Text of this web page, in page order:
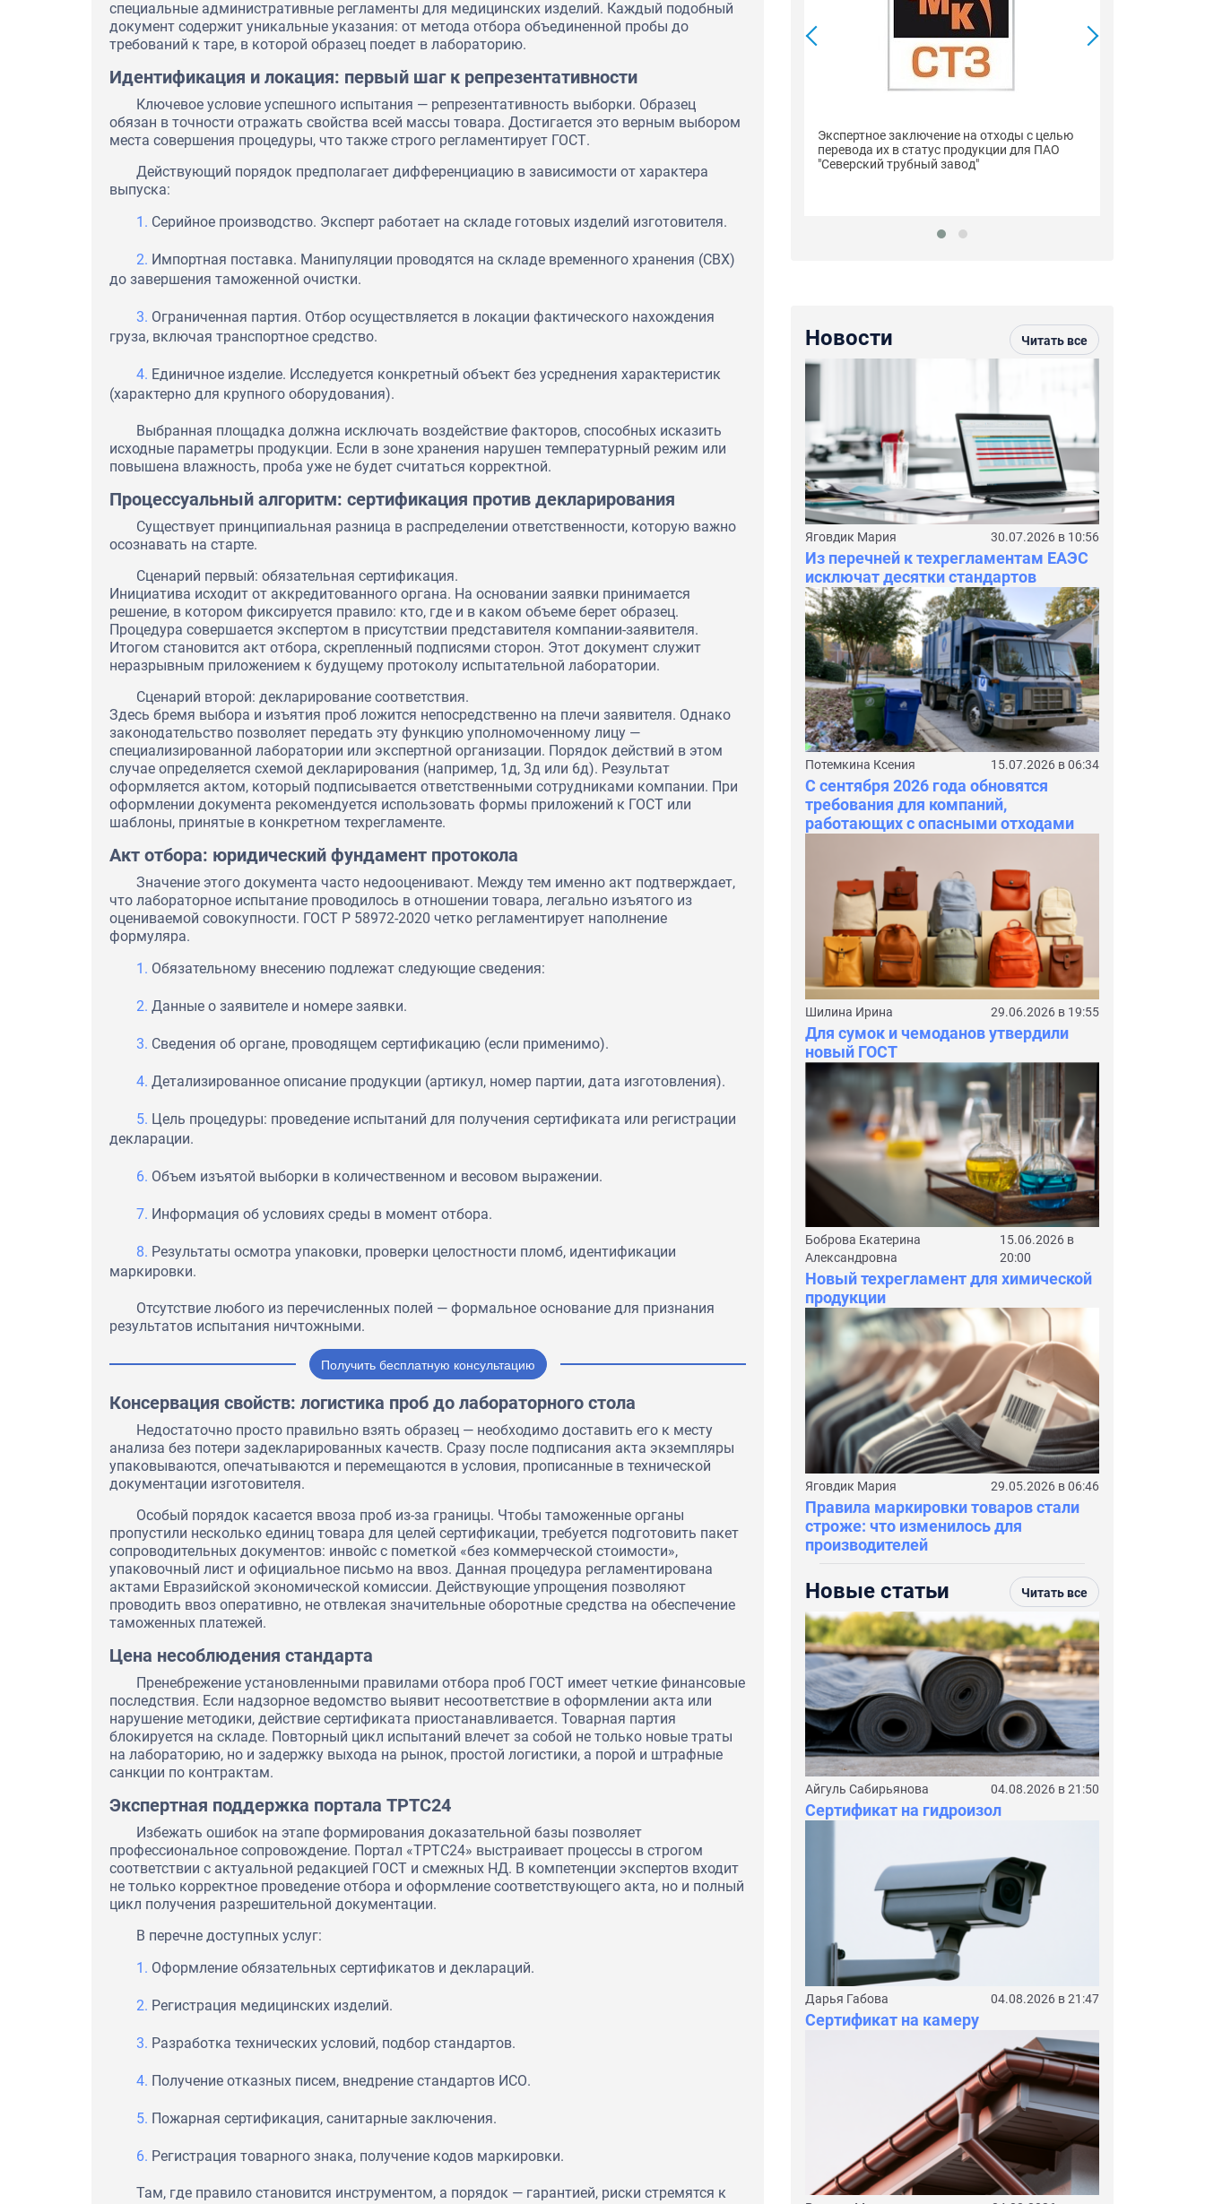
специальные административные регламенты для медицинских изделий. Каждый подобный
документ содержит уникальные указания: от метода отбора объединенной пробы до
требований к таре, в которой образец поедет в лабораторию.
Идентификация и локация: первый шаг к репрезентативности
Ключевое условие успешного испытания — репрезентативность выборки. Образец
обязан в точности отражать свойства всей массы товара. Достигается это верным выбором
места совершения процедуры, что также строго регламентирует ГОСТ.
Действующий порядок предполагает дифференциацию в зависимости от характера
выпуска:
Серийное производство. Эксперт работает на складе готовых изделий изготовителя.
Импортная поставка. Манипуляции проводятся на складе временного хранения (СВХ)
до завершения таможенной очистки.
Ограниченная партия. Отбор осуществляется в локации фактического нахождения
груза, включая транспортное средство.
Единичное изделие. Исследуется конкретный объект без усреднения характеристик
(характерно для крупного оборудования).
Выбранная площадка должна исключать воздействие факторов, способных исказить
исходные параметры продукции. Если в зоне хранения нарушен температурный режим или
повышена влажность, проба уже не будет считаться корректной.
Процессуальный алгоритм: сертификация против декларирования
Существует принципиальная разница в распределении ответственности, которую важно
осознавать на старте.
Сценарий первый: обязательная сертификация.
Инициатива исходит от аккредитованного органа. На основании заявки принимается
решение, в котором фиксируется правило: кто, где и в каком объеме берет образец.
Процедура совершается экспертом в присутствии представителя компании-заявителя.
Итогом становится акт отбора, скрепленный подписями сторон. Этот документ служит
неразрывным приложением к будущему протоколу испытательной лаборатории.
Сценарий второй: декларирование соответствия.
Здесь бремя выбора и изъятия проб ложится непосредственно на плечи заявителя. Однако
законодательство позволяет передать эту функцию уполномоченному лицу —
специализированной лаборатории или экспертной организации. Порядок действий в этом
случае определяется схемой декларирования (например, 1д, 3д или 6д). Результат
оформляется актом, который подписывается ответственными сотрудниками компании. При
оформлении документа рекомендуется использовать формы приложений к ГОСТ или
шаблоны, принятые в конкретном техрегламенте.
Акт отбора: юридический фундамент протокола
Значение этого документа часто недооценивают. Между тем именно акт подтверждает,
что лабораторное испытание проводилось в отношении товара, легально изъятого из
оцениваемой совокупности. ГОСТ Р 58972-2020 четко регламентирует наполнение
формуляра.
Обязательному внесению подлежат следующие сведения:
Данные о заявителе и номере заявки.
Сведения об органе, проводящем сертификацию (если применимо).
Детализированное описание продукции (артикул, номер партии, дата изготовления).
Цель процедуры: проведение испытаний для получения сертификата или регистрации
декларации.
Объем изъятой выборки в количественном и весовом выражении.
Информация об условиях среды в момент отбора.
Результаты осмотра упаковки, проверки целостности пломб, идентификации
маркировки.
Отсутствие любого из перечисленных полей — формальное основание для признания
результатов испытания ничтожными.
Получить бесплатную консультацию
Консервация свойств: логистика проб до лабораторного стола
Недостаточно просто правильно взять образец — необходимо доставить его к месту
анализа без потери задекларированных качеств. Сразу после подписания акта экземпляры
упаковываются, опечатываются и перемещаются в условия, прописанные в технической
документации изготовителя.
Особый порядок касается ввоза проб из-за границы. Чтобы таможенные органы
пропустили несколько единиц товара для целей сертификации, требуется подготовить пакет
сопроводительных документов: инвойс с пометкой «без коммерческой стоимости»,
упаковочный лист и официальное письмо на ввоз. Данная процедура регламентирована
актами Евразийской экономической комиссии. Действующие упрощения позволяют
проводить ввоз оперативно, не отвлекая значительные оборотные средства на обеспечение
таможенных платежей.
Цена несоблюдения стандарта
Пренебрежение установленными правилами отбора проб ГОСТ имеет четкие финансовые
последствия. Если надзорное ведомство выявит несоответствие в оформлении акта или
нарушение методики, действие сертификата приостанавливается. Товарная партия
блокируется на складе. Повторный цикл испытаний влечет за собой не только новые траты
на лабораторию, но и задержку выхода на рынок, простой логистики, а порой и штрафные
санкции по контрактам.
Экспертная поддержка портала ТРТС24
Избежать ошибок на этапе формирования доказательной базы позволяет
профессиональное сопровождение. Портал «ТРТС24» выстраивает процессы в строгом
соответствии с актуальной редакцией ГОСТ и смежных НД. В компетенции экспертов входит
не только корректное проведение отбора и оформление соответствующего акта, но и полный
цикл получения разрешительной документации.
В перечне доступных услуг:
Оформление обязательных сертификатов и деклараций.
Регистрация медицинских изделий.
Разработка технических условий, подбор стандартов.
Получение отказных писем, внедрение стандартов ИСО.
Пожарная сертификация, санитарные заключения.
Регистрация товарного знака, получение кодов маркировки.
Там, где правило становится инструментом, а порядок — гарантией, риски стремятся к
Экспертное заключение на отходы с целью
перевода их в статус продукции для ПАО
"Северский трубный завод"
Сертификаты соответствия ГОСТ Р на
пиломатериалы и лесоматериалы для ООО
Экспертное заключение на отходы с целью
перевода их в статус продукции для ПАО
"Северский трубный завод"
Новости Читать все
Яговдик Мария 30.07.2026 в 10:56
Из перечней к техрегламентам ЕАЭС
исключат десятки стандартов
Потемкина Ксения 15.07.2026 в 06:34
С сентября 2026 года обновятся
требования для компаний,
работающих с опасными отходами
Шилина Ирина 29.06.2026 в 19:55
Для сумок и чемоданов утвердили
новый ГОСТ
Боброва Екатерина
Александровна
15.06.2026 в
20:00
Новый техрегламент для химической
продукции
Яговдик Мария 29.05.2026 в 06:46
Правила маркировки товаров стали
строже: что изменилось для
производителей
Новые статьи Читать все
Айгуль Сабирьянова 04.08.2026 в 21:50
Сертификат на гидроизол
Дарья Габова 04.08.2026 в 21:47
Сертификат на камеру